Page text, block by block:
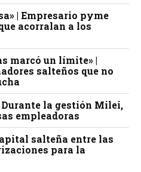
| Empresario pyme
acorralan a los
marcó un límite» |
salteños que no
la gestión Milei,
empleadoras
salteña entre las
para la